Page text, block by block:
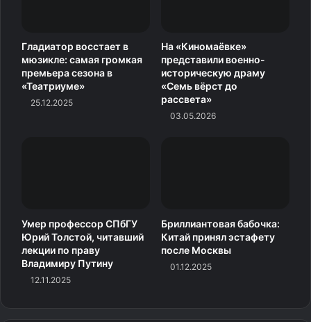
Гладиатор восстает в
мюзикле: самая громкая
премьера сезона в
«Театриуме»
25.12.2025
На «Киномаёвке»
представили военно-
историческую драму
«Семь вёрст до
рассвета»
03.05.2026
Умер профессор СПбГУ
Юрий Толстой, читавший
лекции по праву
Владимиру Путину
12.11.2025
Бриллиантовая бабочка:
Китай принял эстафету
после Москвы
01.12.2025